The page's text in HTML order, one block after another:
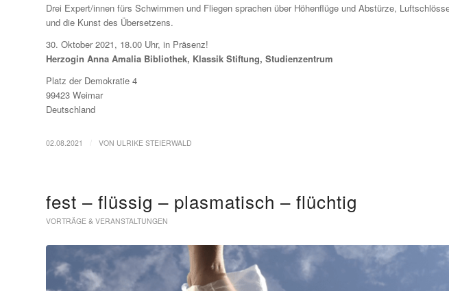
Drei Expert/innen fürs Schwimmen und Fliegen sprachen über Höhenflüge und Abstürze,
und die Kunst des Übersetzens.
30. Oktober 2021, 18.00 Uhr, in Präsenz!
Herzogin Anna Amalia Bibliothek, Klassik Stiftung, Studienzentrum
Platz der Demokratie 4
99423 Weimar
Deutschland
02.08.2021 VON ULRIKE STEIERWALD
fest – flüssig – plasmatisch – flüchtig
VORTRÄGE & VERANSTALTUNGEN